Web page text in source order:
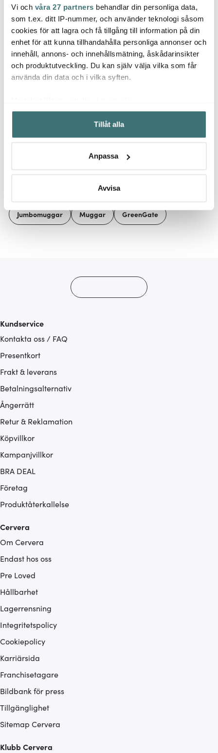
Vi och våra 27 partners behandlar din personliga data,
som t.ex. ditt IP-nummer, och använder teknologi såsom
cookies för att lagra och få tillgång till information på din
enhet för att kunna tillhandahålla personliga annonser och
innehåll, annons- och innehållsmätning, åskådarinsikter
och produktutveckling. Du kan själv välja vilka som får
använda din data och i vilka syften.
Samla in information om din geografiska plats som
kan ha en noggrannhet på upp till flera meter
Identifiera din enhet genom att aktivt skanna den för
Ta reda på mer om hur dina personliga uppgifter
Du kan ändra eller dra tillbaka ditt samtycke när som
Vi använder cookies för att innehållet och annonserna
Tillåt alla
Anpassa
Avvisa
Greengate
Everyday Alice tekanna
1 L hazelnut brown
299 kr
I lager
Greengate
Everyday Alice
sockerskål 10 cm
creamy fudge
99 kr
I lager
99 kr
Låt dig inspireras av våra kunder
Jumbomuggar Muggar GreenGate
Kundservice
Kontakta oss / FAQ
Presentkort
Frakt & leverans
Betalningsalternativ
Ångerrätt
Retur & Reklamation
Köpvillkor
Kampanjvillkor
BRA DEAL
Företag
Produktåterkallelse
Cervera
Om Cervera
Endast hos oss
Pre Loved
Hållbarhet
Lagerrensning
Integritetspolicy
Cookiepolicy
Karriärsida
Franchisetagare
Bildbank för press
Tillgänglighet
Sitemap Cervera
Klubb Cervera